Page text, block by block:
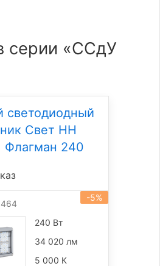
серии «ССдУ
светодиодный
Свет НН
Флагман 240
-5%
240 Вт
34 020 лм
5 000 К